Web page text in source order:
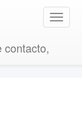
T
o
contacto,